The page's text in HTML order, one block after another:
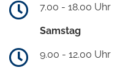
7.00 - 18.00 Uhr
Samstag
9.00 - 12.00 Uhr